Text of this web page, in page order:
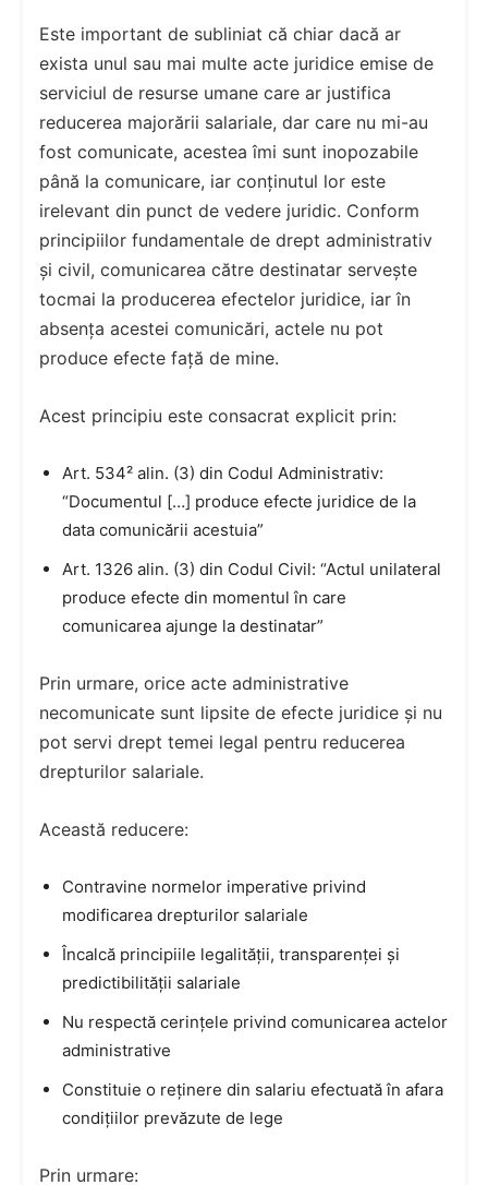
Este important de subliniat că chiar dacă ar
exista unul sau mai multe acte juridice emise de
serviciul de resurse umane care ar justifica
reducerea majorării salariale, dar care nu mi-au
fost comunicate, acestea îmi sunt inopozabile
până la comunicare, iar conținutul lor este
irelevant din punct de vedere juridic. Conform
principiilor fundamentale de drept administrativ
și civil, comunicarea către destinatar servește
tocmai la producerea efectelor juridice, iar în
absența acestei comunicări, actele nu pot
produce efecte față de mine.
Acest principiu este consacrat explicit prin:
Art. 534² alin. (3) din Codul Administrativ:
“Documentul […] produce efecte juridice de la
data comunicării acestuia”
Art. 1326 alin. (3) din Codul Civil: “Actul unilateral
produce efecte din momentul în care
comunicarea ajunge la destinatar”
Prin urmare, orice acte administrative
necomunicate sunt lipsite de efecte juridice și nu
pot servi drept temei legal pentru reducerea
drepturilor salariale.
Această reducere:
Contravine normelor imperative privind
modificarea drepturilor salariale
Încalcă principiile legalității, transparenței și
predictibilității salariale
Nu respectă cerințele privind comunicarea actelor
administrative
Constituie o reținere din salariu efectuată în afara
condițiilor prevăzute de lege
Prin urmare: